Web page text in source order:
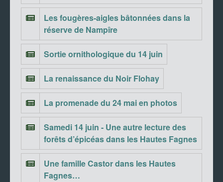
Les fougères-aigles bâtonnées dans la
réserve de Nampîre
Sortie ornithologique du 14 juin
La renaissance du Noir Flohay
La promenade du 24 mai en photos
Samedi 14 juin - Une autre lecture des
forêts d’épicéas dans les Hautes Fagnes
Une famille Castor dans les Hautes
Fagnes…